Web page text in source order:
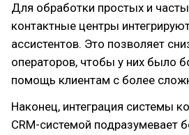
Для обработки простых и
контактные центры
ассистентов. Это позволяет
операторов, чтобы у них было
помощь клиентам с более
Наконец, интеграция системы
CRM-системой подразумевает